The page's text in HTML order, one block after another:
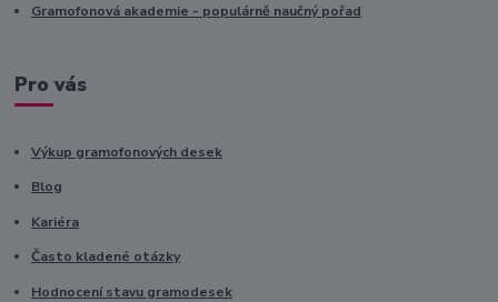
Gramofonová akademie - populárně naučný pořad
Pro vás
Výkup gramofonových desek
Blog
Kariéra
Často kladené otázky
Hodnocení stavu gramodesek